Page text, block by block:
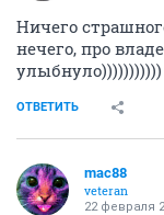
Ничего
нечего, про
улыбнуло)))))))))))
ОТВЕТИТЬ
mac88
veteran
22 февраля